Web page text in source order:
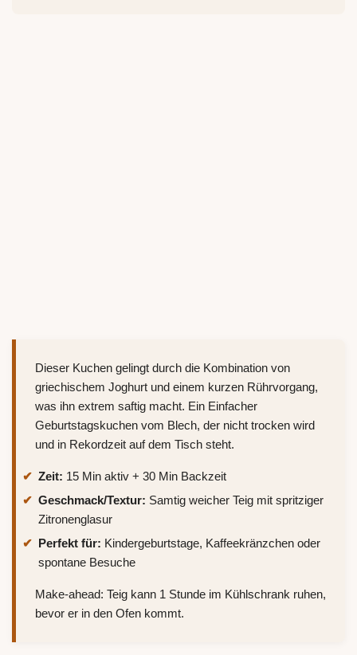
Dieser Kuchen gelingt durch die Kombination von
griechischem Joghurt und einem kurzen Rührvorgang,
was ihn extrem saftig macht. Ein Einfacher
Geburtstagskuchen vom Blech, der nicht trocken wird
und in Rekordzeit auf dem Tisch steht.
Zeit: 15 Min aktiv + 30 Min Backzeit
Geschmack/Textur: Samtig weicher Teig mit spritziger
Zitronenglasur
Perfekt für: Kindergeburtstage, Kaffeekränzchen oder
spontane Besuche
Make-ahead: Teig kann 1 Stunde im Kühlschrank ruhen,
bevor er in den Ofen kommt.